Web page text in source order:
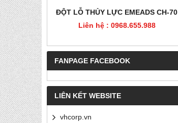
PET
ĐỘT LỖ THỦY LỰC EMEADS CH-70
Liên hệ : 0968.655.988
FANPAGE FACEBOOK
LIÊN KẾT WEBSITE
vhcorp.vn